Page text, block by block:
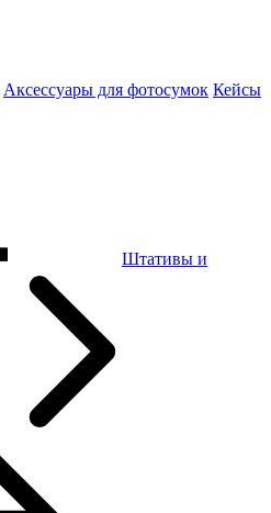
Аксессуары для фотосумок Кейсы
Штативы и